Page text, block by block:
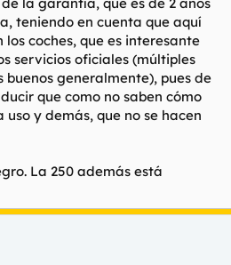
teniendo en cuenta que aquí
los coches, que es interesante
servicios oficiales (múltiples
generalmente), pues de
que como no saben cómo
y demás, que no se hacen
La 250 además está